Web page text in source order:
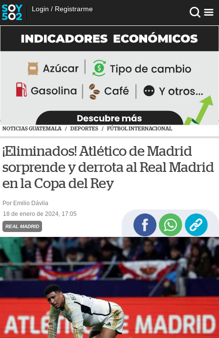
Login / Registrarme
NOTICIAS GUATEMALA / DEPORTES / FÚTBOL INTERNACIONAL
¡Eliminados! Atlético de Madrid
sorprende y derrota al Real Madrid
en la Copa del Rey
Por Emilio Dávila
18 de enero de 2024, 17:05
REAL MADRID